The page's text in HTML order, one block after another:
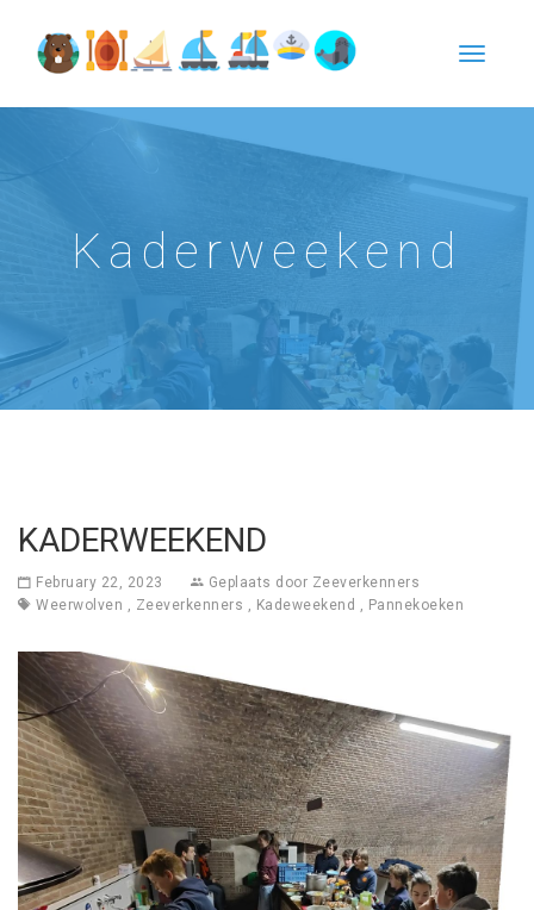
Kaderweekend
KADERWEEKEND
February 22, 2023 Geplaats door Zeeverkenners
Weerwolven , Zeeverkenners , Kadeweekend , Pannekoeken